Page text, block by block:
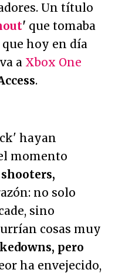
Un título
' que tomaba
que hoy en día
a Xbox One
.
hayan
momento
no solo
sino
cosas muy
pero
ha envejecido,